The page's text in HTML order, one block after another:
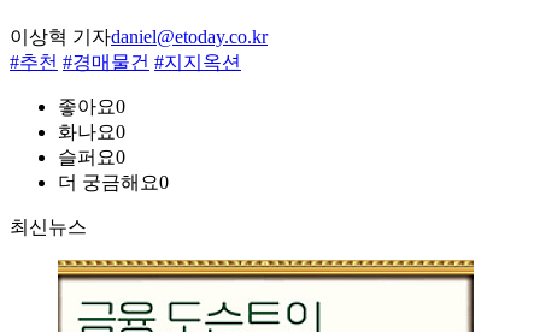
이상혁 기자daniel@etoday.co.kr
#추천 #경매물건 #지지옥션
좋아요0
화나요0
슬퍼요0
더 궁금해요0
최신뉴스